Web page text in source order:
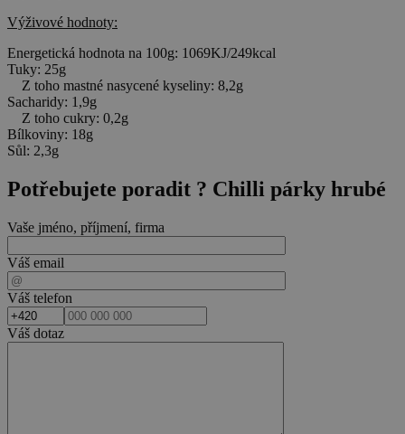
Výživové hodnoty:
Energetická hodnota na 100g: 1069KJ/249kcal
Tuky: 25g
Z toho mastné nasycené kyseliny: 8,2g
Sacharidy: 1,9g
Z toho cukry: 0,2g
Bílkoviny: 18g
Sůl: 2,3g
Potřebujete poradit ? Chilli párky hrubé
Vaše jméno, příjmení, firma
Váš email
Váš telefon
Váš dotaz